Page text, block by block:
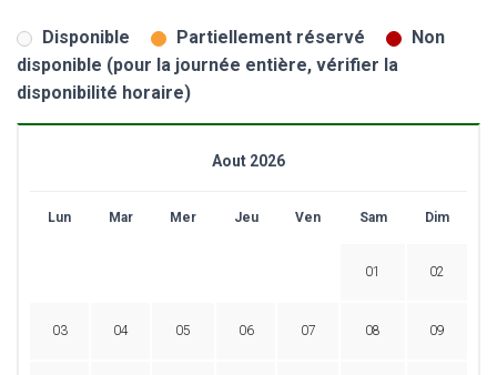
Disponible Partiellement réservé
Non
disponible (pour la journée entière, vérifier la
disponibilité horaire)
Aout 2026
Lun Mar Mer Jeu Ven Sam Dim
01 02
03 04 05 06 07 08 09